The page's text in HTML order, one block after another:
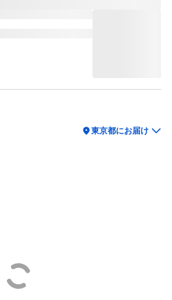
location_on東京都にお届け